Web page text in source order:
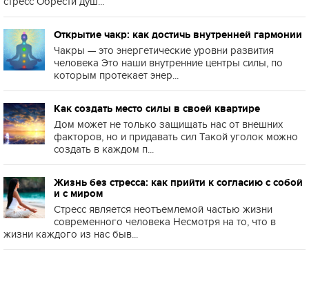
Открытие чакр: как достичь внутренней гармонии
Чакры — это энергетические уровни развития
человека Это наши внутренние центры силы, по
которым протекает энер...
Как создать место силы в своей квартире
Дом может не только защищать нас от внешних
факторов, но и придавать сил Такой уголок можно
создать в каждом п...
Жизнь без стресса: как прийти к согласию с собой
и с миром
Стресс является неотъемлемой частью жизни
современного человека Несмотря на то, что в
жизни каждого из нас быв...